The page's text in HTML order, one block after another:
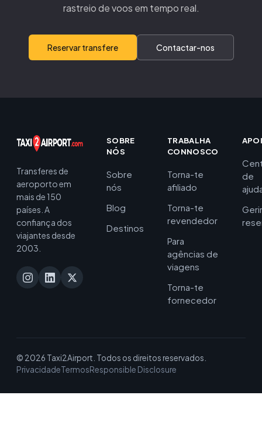
rastreio de voos em tempo real.
Reservar transfere Contactar-nos
Transferes de
aeroporto em
mais de 150
países. A
confiança dos
viajantes desde
2003.
SOBRE
NÓS
Sobre
nós
Blog
Destinos
TRABALHA
CONNOSCO
Torna-te
afiliado
Torna-te
revendedor
Para
agências de
viagens
Torna-te
fornecedor
de
Gerir
© 2026 Taxi2Airport. Todos os direitos reservados.
PrivacidadeTermosResponsible Disclosure